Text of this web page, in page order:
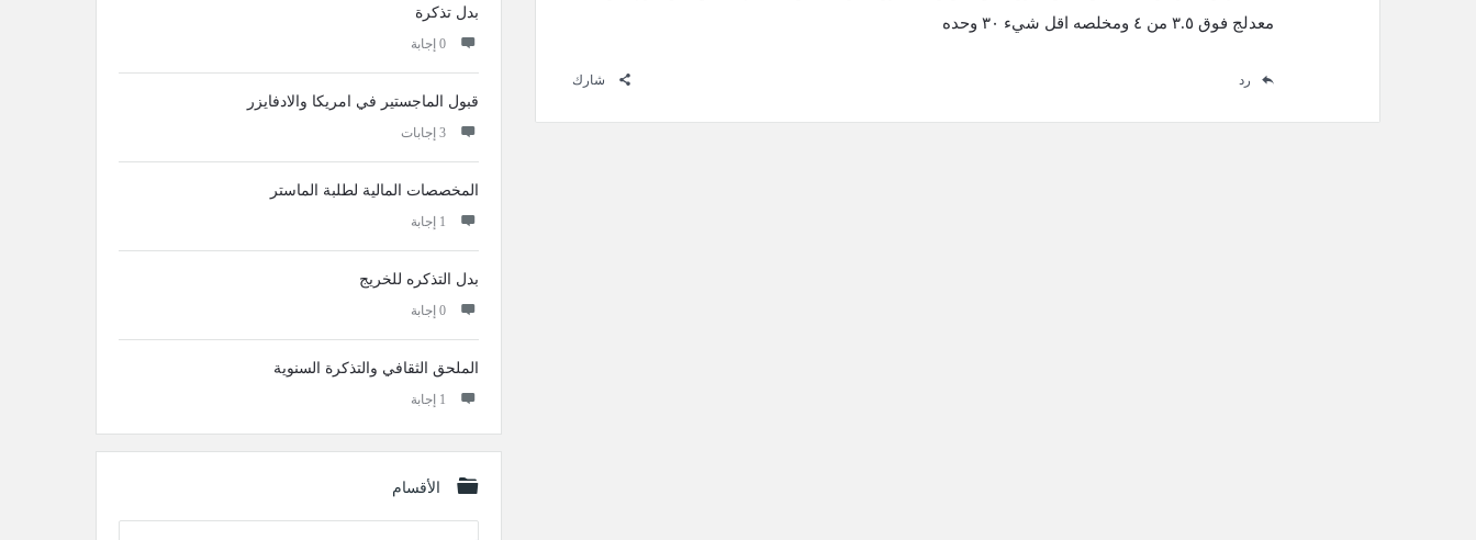
معدلج فوق ٣.٥ من ٤ ومخلصه اقل شيء ٣٠ وحده
رد شارك
بدل تذكرة
‫0 إجابة
قبول الماجستير في امريكا والادفايزر
‫3 إجابات
المخصصات المالية لطلبة الماستر
‫1 إجابة
بدل التذكره للخريج
‫0 إجابة
الملحق الثقافي والتذكرة السنوية
‫1 إجابة
الأقسام